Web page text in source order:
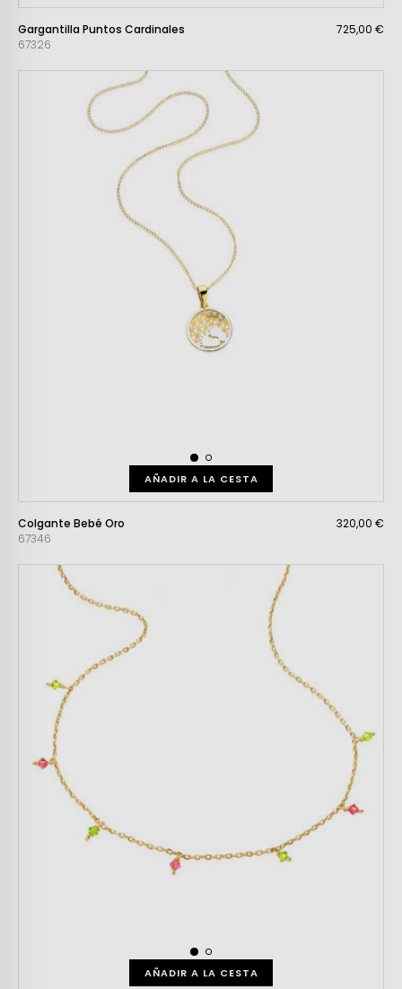
Gargantilla Puntos Cardinales
67326
725,00 €
AÑADIR A LA CESTA
Colgante Bebé Oro
67346
320,00 €
AÑADIR A LA CESTA